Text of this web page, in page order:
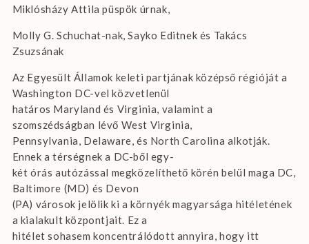
Miklósházy Attila püspök úrnak,
Molly G. Schuchat-nak, Sayko Editnek és Takács
Zsuzsának
Az Egyesült Államok keleti partjának középső régióját a
Washington DC-vel közvetlenül
határos Maryland és Virginia, valamint a
szomszédságban lévő West Virginia,
Pennsylvania, Delaware, és North Carolina alkotják.
Ennek a térségnek a DC-ből egy-
két órás autózással megközelíthető körén belül maga DC,
Baltimore (MD) és Devon
(PA) városok jelölik ki a környék magyarsága hitéletének
a kialakult központjait. Ez a
hitélet sohasem koncentrálódott annyira, hogy itt